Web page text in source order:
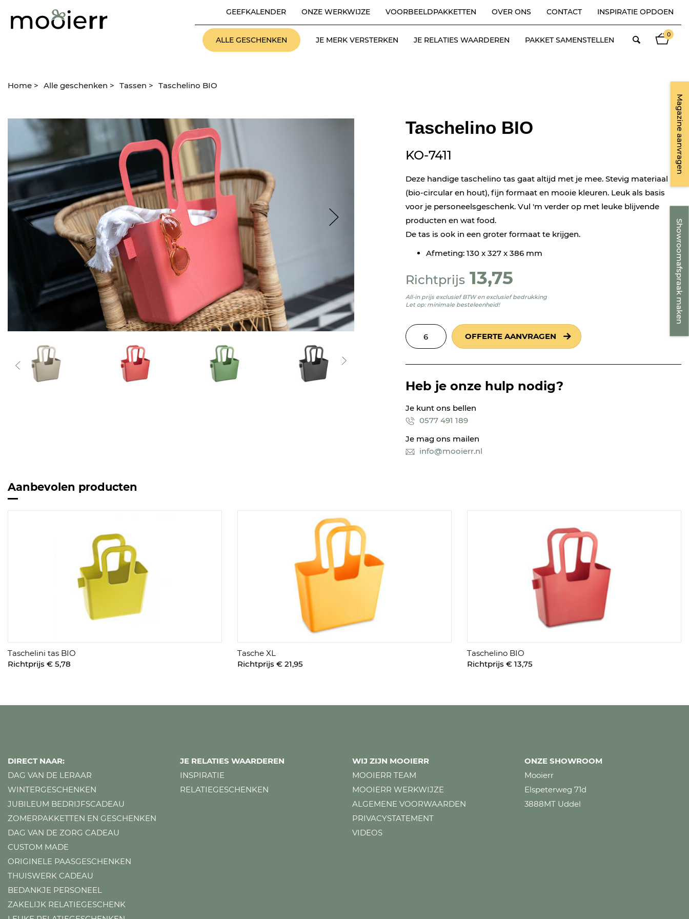
GEEFKALENDER ONZE WERKWIJZE VOORBEELDPAKKETTEN OVER ONS CONTACT INSPIRATIE OPDOEN
ALLE GESCHENKEN JE MERK VERSTERKEN JE RELATIES WAARDEREN PAKKET SAMENSTELLEN
0
Home > Alle geschenken > Tassen > Taschelino BIO
Taschelino BIO
KO-7411
Deze handige taschelino tas gaat altijd met je mee. Stevig materiaal
(bio-circular en hout), fijn formaat en mooie kleuren. Leuk als basis
voor je personeelsgeschenk. Vul 'm verder op met leuke blijvende
producten en wat food.
De tas is ook in een groter formaat te krijgen.
Afmeting: 130 x 327 x 386 mm
Richtprijs 13,75
All-in prijs exclusief BTW en exclusief bedrukking
Let op: minimale besteleenheid!
OFFERTE AANVRAGEN
Heb je onze hulp nodig?
Je kunt ons bellen
0577 491 189
Je mag ons mailen
info@mooierr.nl
Aanbevolen producten
Taschelini tas BIO
Richtprijs € 5,78
Tasche XL
Richtprijs € 21,95
Taschelino BIO
Richtprijs € 13,75
DIRECT NAAR:
DAG VAN DE LERAAR
WINTERGESCHENKEN
JUBILEUM BEDRIJFSCADEAU
ZOMERPAKKETTEN EN GESCHENKEN
DAG VAN DE ZORG CADEAU
CUSTOM MADE
ORIGINELE PAASGESCHENKEN
THUISWERK CADEAU
BEDANKJE PERSONEEL
ZAKELIJK RELATIEGESCHENK
JE RELATIES WAARDEREN
INSPIRATIE
RELATIEGESCHENKEN
WIJ ZIJN MOOIERR
MOOIERR TEAM
MOOIERR WERKWIJZE
ALGEMENE VOORWAARDEN
PRIVACYSTATEMENT
VIDEOS
ONZE SHOWROOM
Mooierr
Elspeterweg 71d
3888MT Uddel
Magazine aanvragen
Showroomafspraak maken